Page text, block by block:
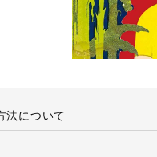
法について